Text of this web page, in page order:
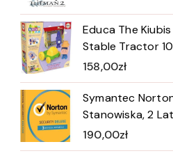
Educa The
Stable Tractor
158,00zł
Symantec
Stanowiska, 2
190,00zł